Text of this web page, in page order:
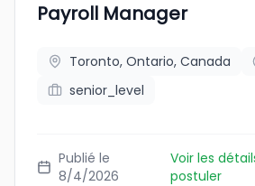
Payroll Manager
Toronto, Ontario, Canada
senior_level
Publié le
8/4/2026
Voir les
postuler